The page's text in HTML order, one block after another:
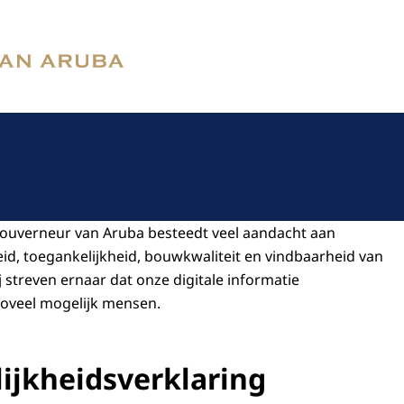
van Aruba besteedt veel aandacht aan
toegankelijkheid, bouwkwaliteit en vindbaarheid van
ernaar dat onze digitale informatie
mogelijk mensen.